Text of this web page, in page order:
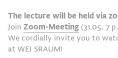
The lecture will be held via
Join Zoom-Meeting (31.05. 7
We cordially invite you to
at WEI SRAUM!